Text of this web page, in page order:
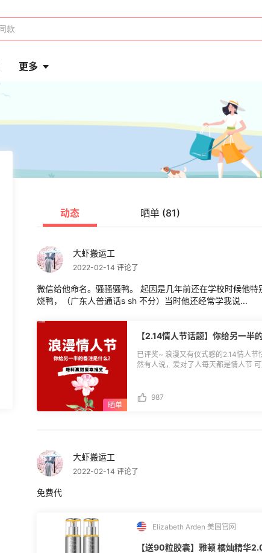
更多
动态 晒单 (81)
大虾搬运工
2022-02-14 评论了
微信给他命名。骚骚骚鸭。 起因是几年前还在学校时候他
烧鸭，（广东人普通话s sh 不分）当时他还经常学我说...
【2.14情人节话题】你给另一半
已评奖~ 浪漫又有仪式感的2.14情人
然有人说，爱对了人每天都是情人节
意？** 无论是相爱相杀型？还是甜到
只小咩咩、小胖子吖、kingbo花、
987
大虾搬运工
2022-02-14 评论了
免费代
Elizabeth Arden 美国官网
【送90粒胶囊】雅顿 橘灿精华